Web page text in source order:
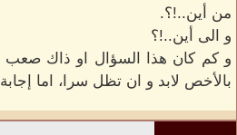
من أين..!؟.
و الى أين..!؟
و كم كان هذا السؤال او ذاك صعب
بالأخص لابد و ان تظل سرا، اما